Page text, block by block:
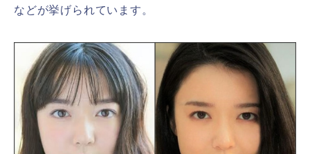
などが挙げられています。